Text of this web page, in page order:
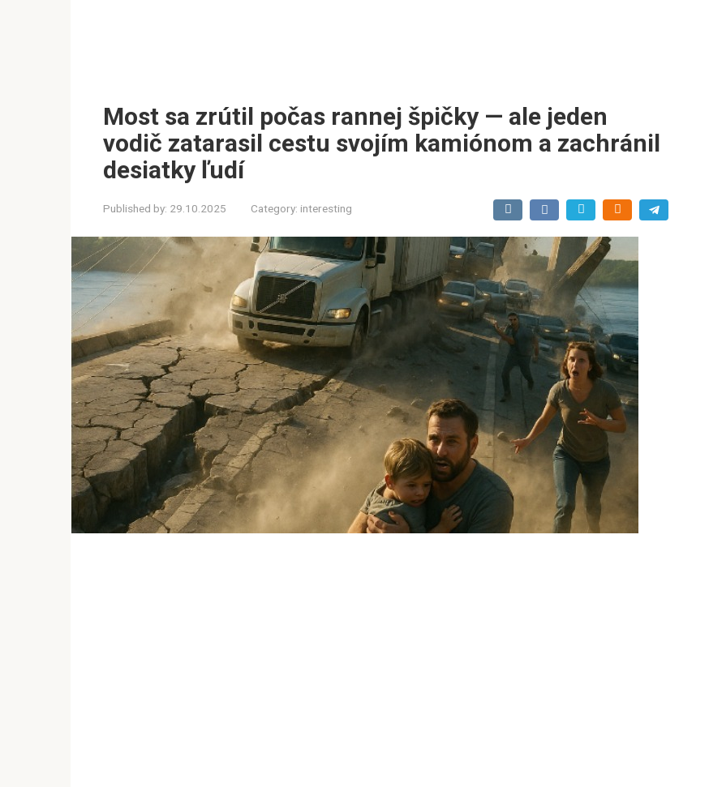
Most sa zrútil počas rannej špičky — ale jeden
vodič zatarasil cestu svojím kamiónom a zachránil
desiatky ľudí
Published by: 29.10.2025 Category: interesting